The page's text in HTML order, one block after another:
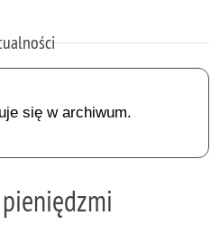
się w archiwum.